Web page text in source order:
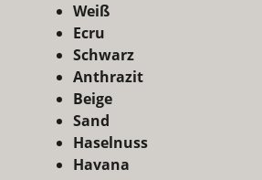
Weiß
Ecru
Schwarz
Anthrazit
Beige
Sand
Haselnuss
Havana